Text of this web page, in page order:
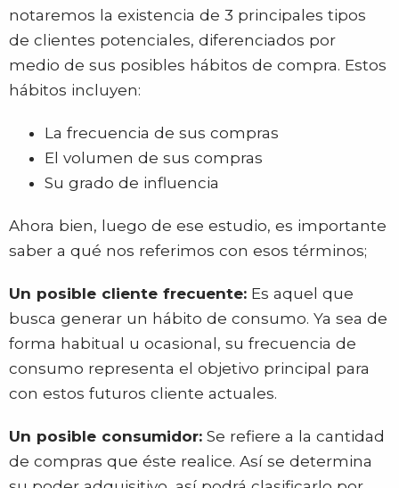
notaremos la existencia de 3 principales tipos
de clientes potenciales, diferenciados por
medio de sus posibles hábitos de compra. Estos
hábitos incluyen:
La frecuencia de sus compras
El volumen de sus compras
Su grado de influencia
Ahora bien, luego de ese estudio, es importante
saber a qué nos referimos con esos términos;
Un posible cliente frecuente: Es aquel que
busca generar un hábito de consumo. Ya sea de
forma habitual u ocasional, su frecuencia de
consumo representa el objetivo principal para
con estos futuros cliente actuales.
Un posible consumidor: Se refiere a la cantidad
de compras que éste realice. Así se determina